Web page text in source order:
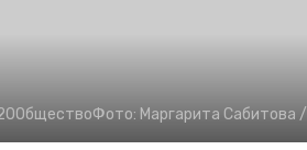
ОбществоФото: Маргарита Сабитова /